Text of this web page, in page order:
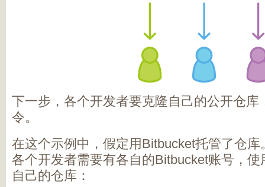
下一步，各个开发者要克隆自己的公开仓库
令。
在这个示例中，假定用Bitbucket托管了仓
各个开发者需要有各自的Bitbucket账号，
自己的仓库：